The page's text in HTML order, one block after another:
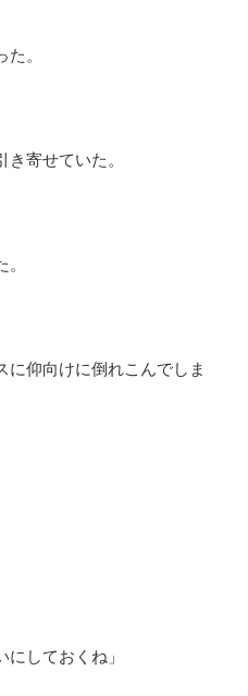
。
寄せていた。
に仰向けに倒れこんでしま
しておくね」